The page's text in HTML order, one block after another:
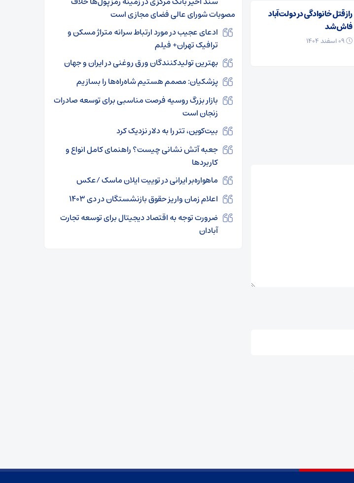
راز قتل خانوادگی در دولت‌آباد
فاش شد
مصوبات شورای عالی فضای مجازی است
ادعای عجیب در مورد ارتباط سرانه متراژ مسکن و
ترافیک تهران+ فیلم
بهترین تولیدکنندگان ورق روغنی در ایران و جهان
پزشکیان: مصمم هستیم شاه‌راه‌ها را بسازیم
بازار بزرگ روسیه فرصت مناسبی برای توسعه صادرات
زنجان است
بیت‌کوین، تتر را به دلار نزدیک کرد
جعبه آتش نشانی چیست؟ راهنمای کامل انواع و
کاربردها
ماهواره‌بر ایرانی در توییت ایلان ماسک /عکس
اعلام زمان واریز حقوق بازنشستگان در دی ۱۴۰۳
ضرورت توجه به اقتصاد دیجیتال برای توسعه تجارت
آبادان